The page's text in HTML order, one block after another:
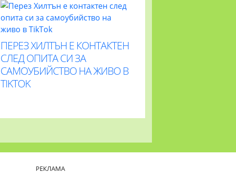
ПЕРЕЗ ХИЛТЪН Е КОНТАКТЕН
СЛЕД ОПИТА СИ ЗА
САМОУБИЙСТВО НА ЖИВО В
TIKTOK
РЕКЛАМА